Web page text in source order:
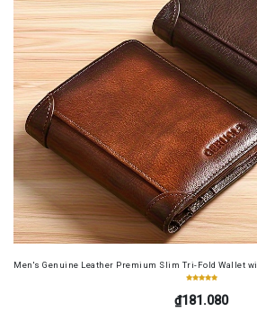
Men's Genuine Leather Premium Slim Tri-Fold Wallet
₫181.080